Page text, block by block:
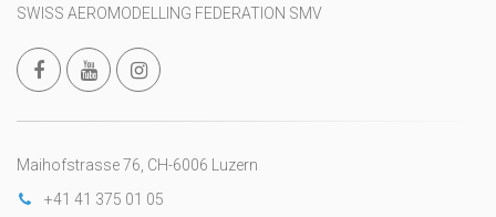
SWISS AEROMODELLING FEDERATION SMV
Maihofstrasse 76, CH-6006 Luzern
+41 41 375 01 05